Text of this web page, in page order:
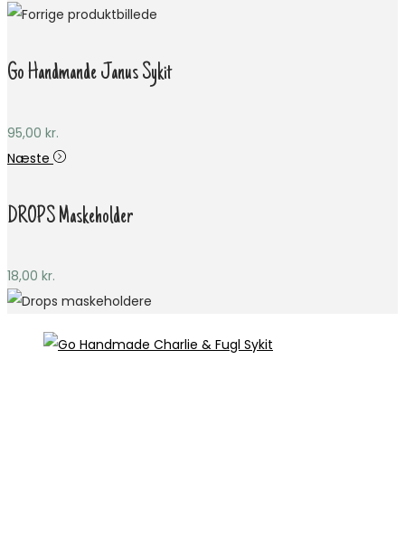
Go Handmande Janus Sykit
95,00 kr.
Næste
DROPS Maskeholder
18,00 kr.